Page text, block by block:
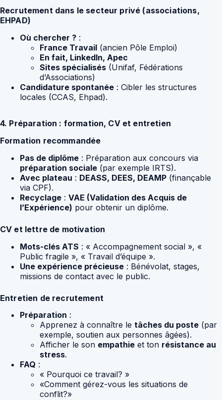
Recrutement dans le secteur privé (associations,
EHPAD)
Où chercher ? :
France Travail (ancien Pôle Emploi)
En fait, LinkedIn, Apec
Sites spécialisés (Unifaf, Fédérations
d’Associations)
Candidature spontanée : Cibler les structures
locales (CCAS, Ehpad).
4. Préparation : formation, CV et entretien
Formation recommandée
Pas de diplôme : Préparation aux concours via
préparation sociale (par exemple IRTS).
Avec plateau : DEASS, DEES, DEAMP (finançable
via CPF).
Recyclage : VAE (Validation des Acquis de
l’Expérience) pour obtenir un diplôme.
CV et lettre de motivation
Mots-clés ATS : « Accompagnement social », «
Public fragile », « Travail d’équipe ».
Une expérience précieuse : Bénévolat, stages,
missions de contact avec le public.
Entretien de recrutement
Préparation :
Apprenez à connaître le tâches du poste (par
exemple, soutien aux personnes âgées).
Afficher le son empathie et ton résistance au
stress.
FAQ :
« Pourquoi ce travail? »
«Comment gérez-vous les situations de
conflit?»